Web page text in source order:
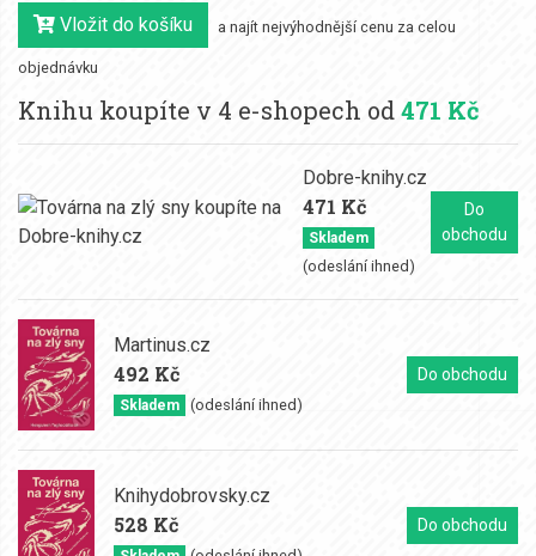
Vložit do košíku a najít nejvýhodnější cenu za celou
objednávku
Knihu koupíte v 4 e-shopech od471 Kč
Dobre-knihy.cz
471 Kč
Skladem
(odeslání ihned)
Do
obchodu
Martinus.cz
492 Kč
Skladem (odeslání ihned)
Do obchodu
Knihydobrovsky.cz
528 Kč Do obchodu